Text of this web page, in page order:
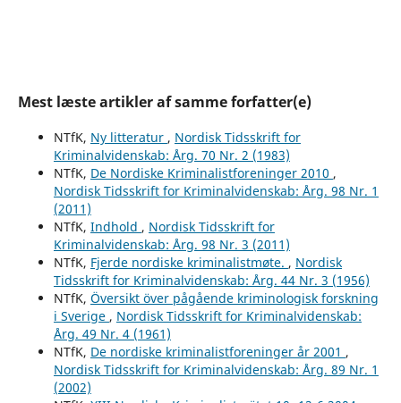
Mest læste artikler af samme forfatter(e)
NTfK, Ny litteratur , Nordisk Tidsskrift for
Kriminalvidenskab: Årg. 70 Nr. 2 (1983)
NTfK, De Nordiske Kriminalistforeninger 2010 ,
Nordisk Tidsskrift for Kriminalvidenskab: Årg. 98 Nr. 1
(2011)
NTfK, Indhold , Nordisk Tidsskrift for
Kriminalvidenskab: Årg. 98 Nr. 3 (2011)
NTfK, Fjerde nordiske kriminalistmøte. , Nordisk
Tidsskrift for Kriminalvidenskab: Årg. 44 Nr. 3 (1956)
NTfK, Översikt över pågående kriminologisk forskning
i Sverige , Nordisk Tidsskrift for Kriminalvidenskab:
Årg. 49 Nr. 4 (1961)
NTfK, De nordiske kriminalistforeninger år 2001 ,
Nordisk Tidsskrift for Kriminalvidenskab: Årg. 89 Nr. 1
(2002)